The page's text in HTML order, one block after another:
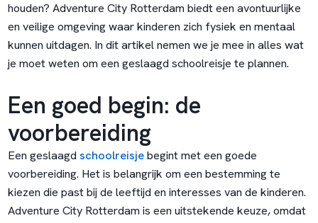
houden? Adventure City Rotterdam biedt een avontuurlijke
en veilige omgeving waar kinderen zich fysiek en mentaal
kunnen uitdagen. In dit artikel nemen we je mee in alles wat
je moet weten om een geslaagd schoolreisje te plannen.
Een goed begin: de
voorbereiding
Een geslaagd schoolreisjebegint met een goede
voorbereiding. Het is belangrijk om een bestemming te
kiezen die past bij de leeftijd en interesses van de kinderen.
Adventure City Rotterdam is een uitstekende keuze, omdat